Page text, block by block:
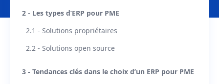
2 - Les types d’ERP pour PME
2.1 - Solutions propriétaires
2.2 - Solutions open source
3 - Tendances clés dans le choix d’un ERP pour PME